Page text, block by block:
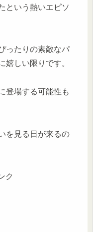
という熱いエピソ
ったりの素敵なパ
嬉しい限りです。
登場する可能性も
を見る日が来るの
ク